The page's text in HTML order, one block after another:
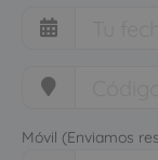
Móvil (Enviamos